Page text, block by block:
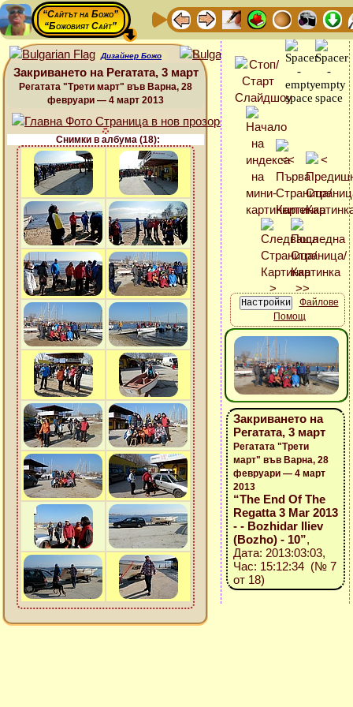
“Сайтът на Божо”
“Божовият Сайт”
Дизайнер Божо
Закриването на Регатата, 3 март
Регатата "Трети март" във Варна, 28
февруари — 4 март 2013
Снимки в албума (18):
Файлове
Помощ
Закриването на
Регатата, 3 март
Регатата "Трети
март" във Варна, 28
февруари — 4 март
2013
“The End Of The
Regatta 3 Mar 2013
- - Bozhidar Iliev
(Bozho) - 10”,
Дата: 2013:03:03,
Час: 15:12:34 (№ 7
от 18)